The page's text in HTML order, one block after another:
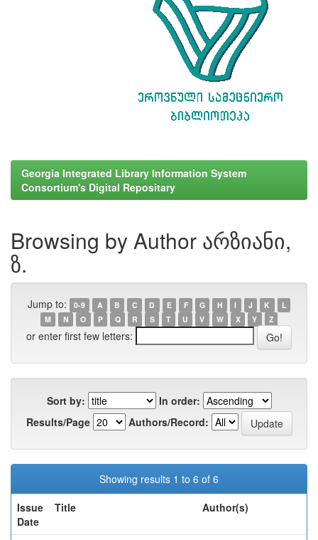
Georgia Integrated Library Information System
Consortium's Digital Repositary
Browsing by Author არზიანი,
ზ.
Jump to: 0-9 A B C D E F G H I J K
L
M
N O P Q R S T U V W X Y Z
or enter first few letters:
Sort by:
In order:
Results/Page
Authors/Record:
Showing results 1 to 6 of 6
Issue
Date
Title Author(s)